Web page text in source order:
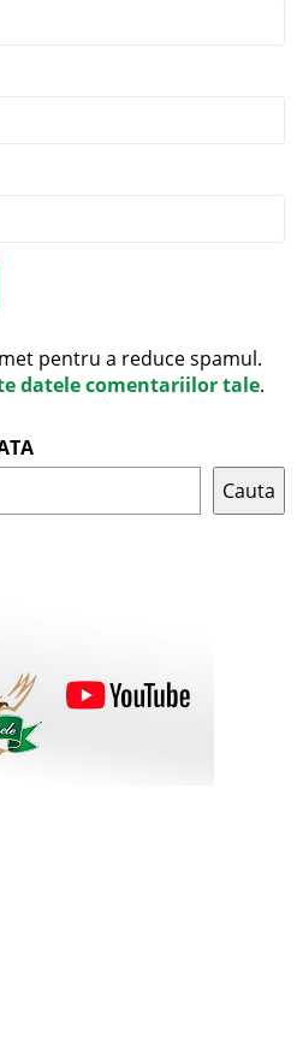
pentru a reduce spamul.
datele comentariilor tale.
Cauta